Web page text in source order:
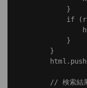
            }
if
            }
        }
// 検索結